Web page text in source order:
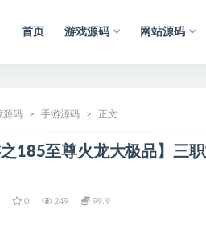
首页 游戏源码 网站源码
源码 手游源码 正文
185至尊火龙大极品】三
0 249 99.9